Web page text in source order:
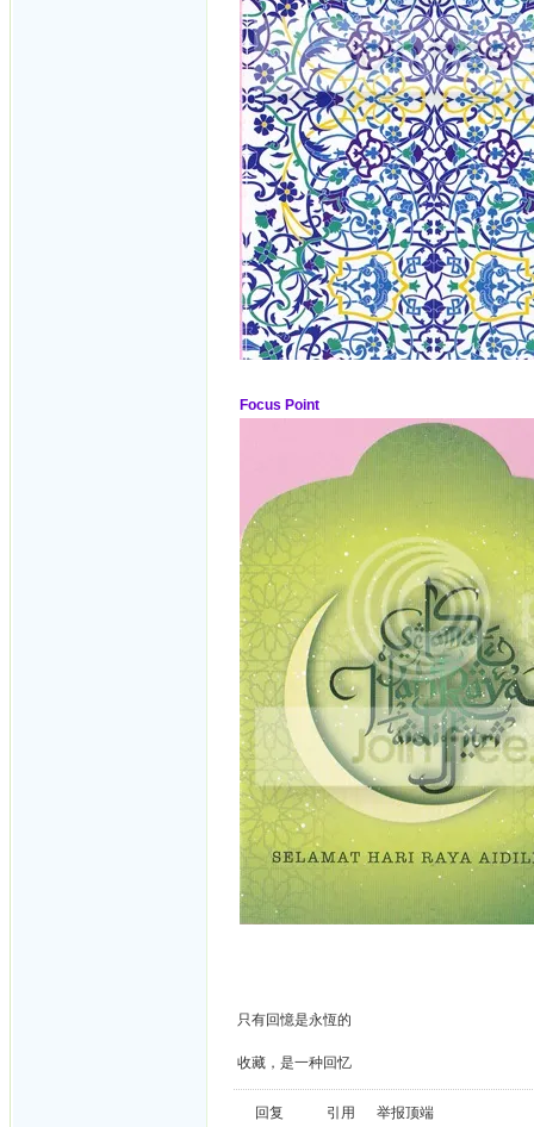
Focus Point
只有回憶是永恆的
收藏，是一种回忆
回复 引用 举报顶端